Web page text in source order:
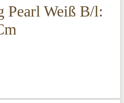
Pearl Weiß B/l: